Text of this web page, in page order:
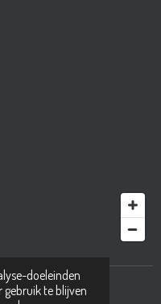
doeleinden
te blijven